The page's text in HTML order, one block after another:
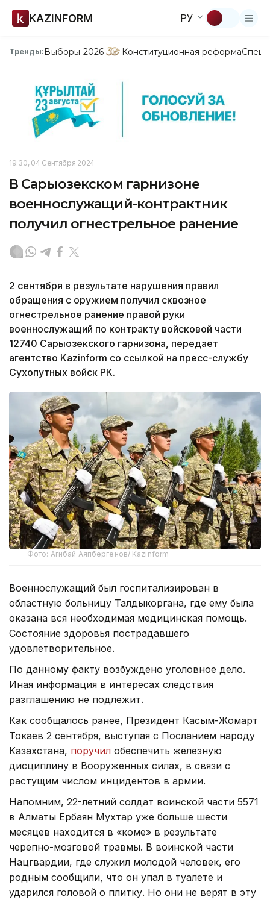
KAZINFORM РУ
Тренды:Выборы-2026 Конституционная реформа
19:30, 04 Сентября 2024
В Сарыозекском гарнизоне
военнослужащий-контрактник
получил огнестрельное ранение
2 сентября в результате нарушения правил
обращения с оружием получил сквозное
огнестрельное ранение правой руки
военнослужащий по контракту войсковой части
12740 Сарыозекского гарнизона, передает
агентство Kazinform со ссылкой на пресс-службу
Сухопутных войск РК.
Фото: Агибай Аяпбергенов/ Kazinform
Военнослужащий был госпитализирован в
областную больницу Талдыкоргана, где ему была
оказана вся необходимая медицинская помощь.
Состояние здоровья пострадавшего
удовлетворительное.
По данному факту возбуждено уголовное дело.
Иная информация в интересах следствия
разглашению не подлежит.
Как сообщалось ранее, Президент Касым-Жомарт
Токаев 2 сентября, выступая с Посланием народу
Казахстана, поручил обеспечить железную
дисциплину в Вооруженных силах, в связи с
растущим числом инцидентов в армии.
Напомним, 22-летний солдат воинской части 5571
в Алматы Ербаян Мухтар уже больше шести
месяцев находится в «коме» в результате
черепно-мозговой травмы. В воинской части
Нацгвардии, где служил молодой человек, его
родным сообщили, что он упал в туалете и
ударился головой о плитку. Но они не верят в эту